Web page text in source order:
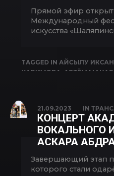
Прямой эфир
Международный
искусства
TAGGED IN АЙСЫЛУ
КАРИМОВА
АРТЁМ
РАДИОНОВ
МОРОЗОВ,ЛАРИСА
БУТОРИНА,
ФАТЫХОВА
21.09.2023 IN
КОНЦЕРТ
ВОКАЛЬНОГО
АСКАРА
Завершающий этап
которого стали